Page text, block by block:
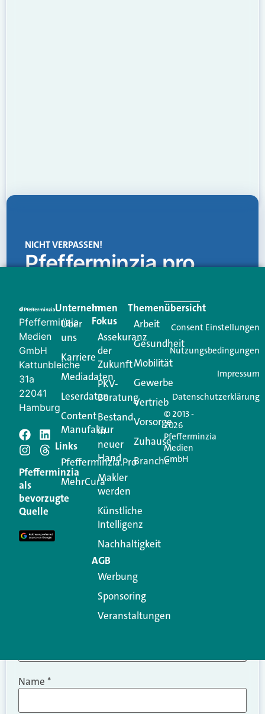
NICHT VERPASSEN!
Pfefferminzia.pro
Creator für Ihre Kundenkommunikation. Alles, was
Ihren Vertriebsalltag leichter macht. Mit nur einem
Login.
Jetzt anmelden
Schreiben Sie einen
Kommentar
Ihre E-Mail-Adresse wird nicht veröffentlicht.
Erforderliche Felder sind mit
Kommentar
Name *
Pfefferminzia
Medien
GmbH
Kattunbleiche
31a
22041
Hamburg
Pfefferminzia
als
bevorzugte
Quelle
Unternehmen
Über
uns
Karriere
Mediadaten
Leserdaten
Content
Manufaktur
Links
Pfefferminzia.Pro
MehrCura
Im
Fokus
Assekuranz
der
Zukunft
PKV-
Beratung
Bestand
in
neuer
Hand
Makler
werden
Künstliche
Intelligenz
Nachhaltigkeit
AGB
Werbung
Sponsoring
Veranstaltungen
Themenübersicht
Arbeit
Gesundheit
Mobilität
Gewerbe
Vertrieb
Vorsorge
Zuhause
Branche
© 2013 -
2026
Pfefferminzia
Medien
GmbH
Consent Einstellungen
Nutzungsbedingungen
Impressum
Datenschutzerklärung